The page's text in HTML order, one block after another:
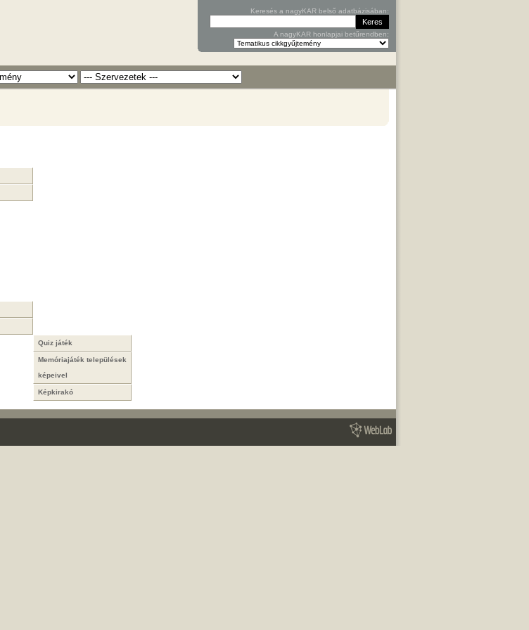
Keresés a nagyKAR belső adatbázisában:
A nagyKAR honlapjai betűrendben:
Quiz játék
Memóriajáték települések
képeivel
Képkirakó